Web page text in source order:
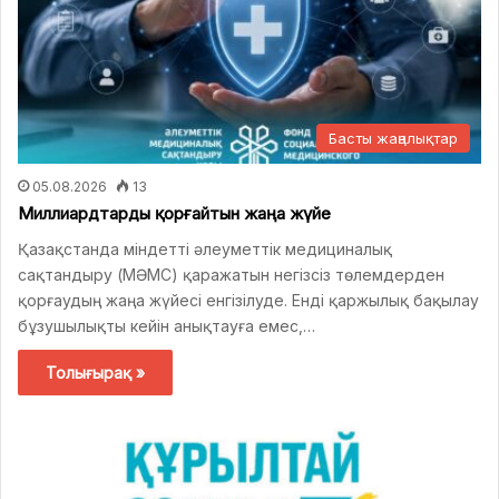
Басты жаңалықтар
05.08.2026 13
Миллиардтарды қорғайтын жаңа жүйе
Қазақстанда міндетті әлеуметтік медициналық
сақтандыру (МӘМС) қаражатын негізсіз төлемдерден
қорғаудың жаңа жүйесі енгізілуде. Енді қаржылық бақылау
бұзушылықты кейін анықтауға емес,…
Толығырақ »